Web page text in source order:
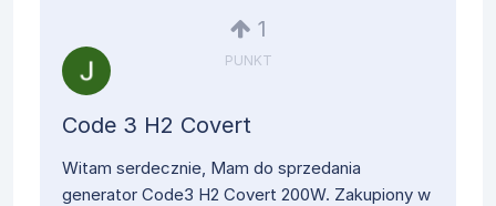
1
PUNKT
Code 3 H2 Covert
Witam serdecznie, Mam do sprzedania
generator Code3 H2 Covert 200W. Zakupiony w